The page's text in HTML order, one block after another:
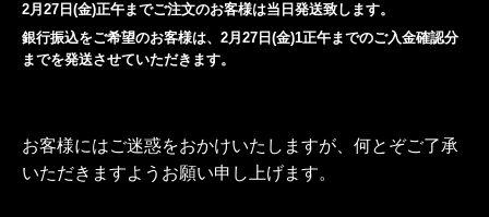
2月27日(金)正午までご注文のお客様は当日発送致します。
銀行振込をご希望のお客様は、2月27日(金)1正午までのご入金確認分
までを発送させていただきます。
お客様にはご迷惑をおかけいたしますが、何とぞご了承
いただきますよう お願い申し上げます。